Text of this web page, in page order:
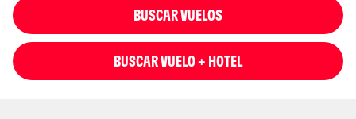
BUSCAR VUELOS
BUSCAR VUELO + HOTEL